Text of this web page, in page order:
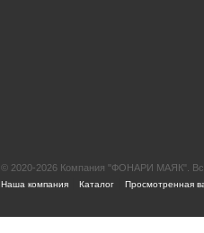
© 2020-2026 Компания "ФОНАРИ МАЯК".
Наша компания Каталог Просмотренная